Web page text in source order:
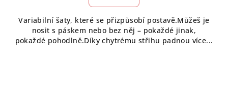
Variabilní šaty, které se přizpůsobí postavě.Můžeš je
nosit s páskem nebo bez něj – pokaždé jinak,
pokaždé pohodlně.Díky chytrému střihu padnou více...